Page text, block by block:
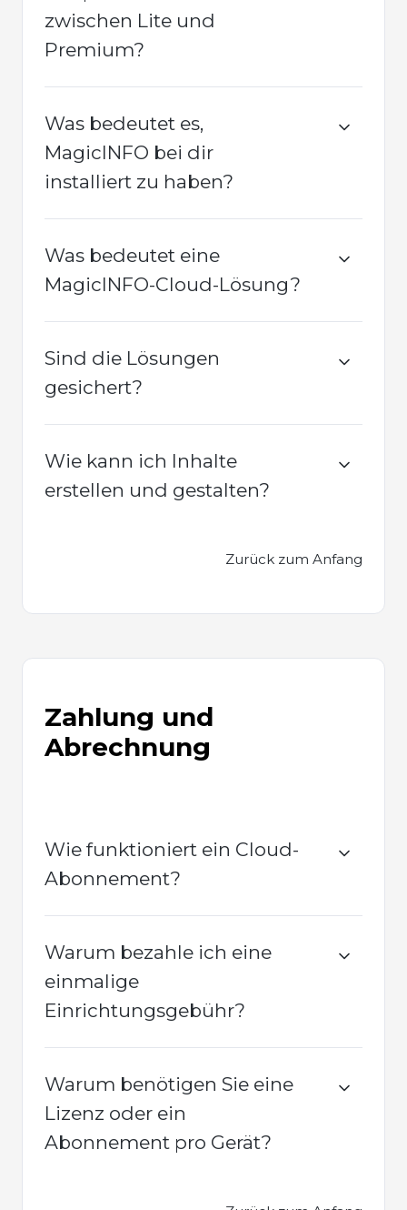
zwischen Lite und
Premium?
Was bedeutet es,
MagicINFO bei dir
installiert zu haben?
Was bedeutet eine
MagicINFO-Cloud-Lösung?
Sind die Lösungen
gesichert?
Wie kann ich Inhalte
erstellen und gestalten?
Zurück zum Anfang
Zahlung und
Abrechnung
Wie funktioniert ein Cloud-
Abonnement?
Warum bezahle ich eine
einmalige
Einrichtungsgebühr?
Warum benötigen Sie eine
Lizenz oder ein
Abonnement pro Gerät?